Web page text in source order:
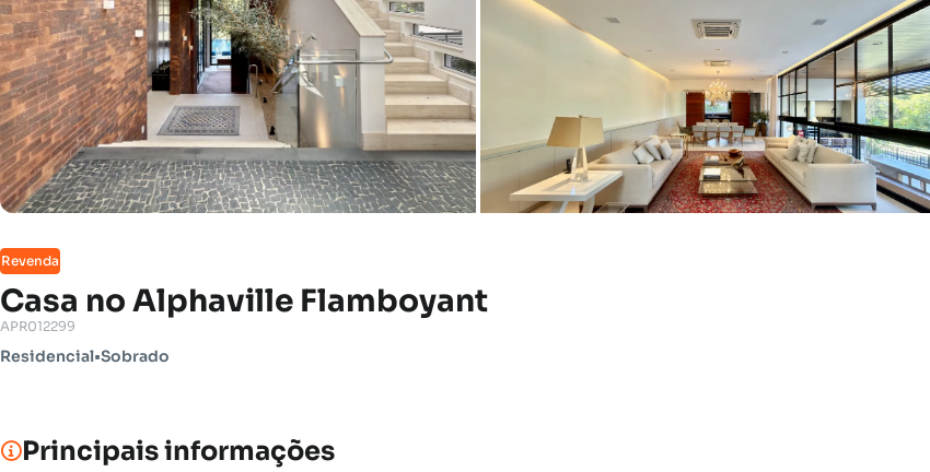
Revenda
Casa no Alphaville Flamboyant
APR012299
Residencial•Sobrado
Principais informações